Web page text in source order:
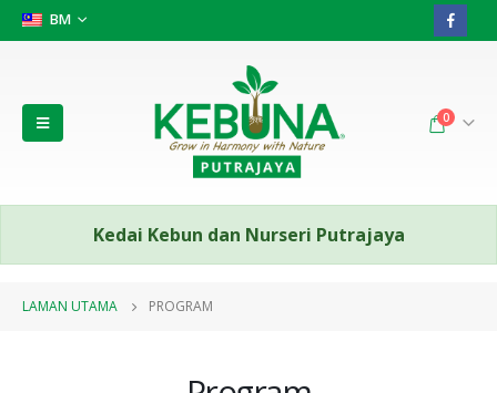
BM
0
Kedai Kebun dan Nurseri Putrajaya
LAMAN UTAMA PROGRAM